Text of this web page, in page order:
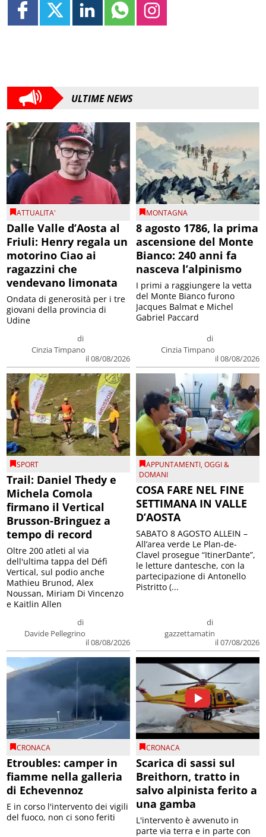
ULTIME NEWS
ATTUALITA'
Dalle Valle d’Aosta al
Friuli: Henry regala un
motorino Ciao ai
ragazzini che
vendevano limonata
di
Cinzia Timpano
il 08/08/2026
Ondata di generosità per i tre
giovani della provincia di
Udine
MONTAGNA
8 agosto 1786, la prima
ascensione del Monte
Bianco: 240 anni fa
nasceva l’alpinismo
di
Cinzia Timpano
il 08/08/2026
I primi a raggiungere la vetta
del Monte Bianco furono
Jacques Balmat e Michel
Gabriel Paccard
SPORT
Trail: Daniel Thedy e
Michela Comola
firmano il Vertical
Brusson-Bringuez a
tempo di record
di
Davide Pellegrino
il 08/08/2026
Oltre 200 atleti al via
dell'ultima tappa del Défì
Vertical, sul podio anche
Mathieu Brunod, Alex
Noussan, Miriam Di Vincenzo
e Kaitlin Allen
APPUNTAMENTI,OGGI &
DOMANI
COSA FARE NEL FINE
SETTIMANA IN VALLE
D’AOSTA
di
gazzettamatin
il 07/08/2026
SABATO 8 AGOSTO ALLEIN –
All’area verde Le Plan-de-
Clavel prosegue “ItinerDante”,
le letture dantesche, con la
partecipazione di Antonello
Pistritto (...
CRONACA
Etroubles: camper in
fiamme nella galleria
di Echevennoz
E in corso l'intervento dei vigili
del fuoco, non ci sono feriti
CRONACA
Scarica di sassi sul
Breithorn, tratto in
salvo alpinista ferito a
una gamba
L'intervento è avvenuto in
parte via terra e in parte con